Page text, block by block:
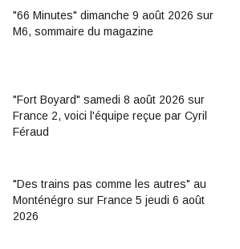
"66 Minutes" dimanche 9 août 2026 sur
M6, sommaire du magazine
"Fort Boyard" samedi 8 août 2026 sur
France 2, voici l'équipe reçue par Cyril
Féraud
"Des trains pas comme les autres" au
Monténégro sur France 5 jeudi 6 août
2026